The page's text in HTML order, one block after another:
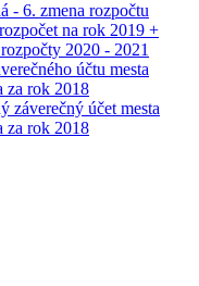
- 6. zmena rozpočtu
na rok 2019 +
2020 - 2021
účtu mesta
za rok 2018
záverečný účet mesta
za rok 2018